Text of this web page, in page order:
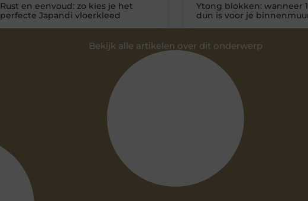
Rust en eenvoud: zo kies je het
perfecte Japandi vloerkleed
Ytong blokken: wanneer
dun is voor je
Bekijk alle artikelen over dit onderwerp